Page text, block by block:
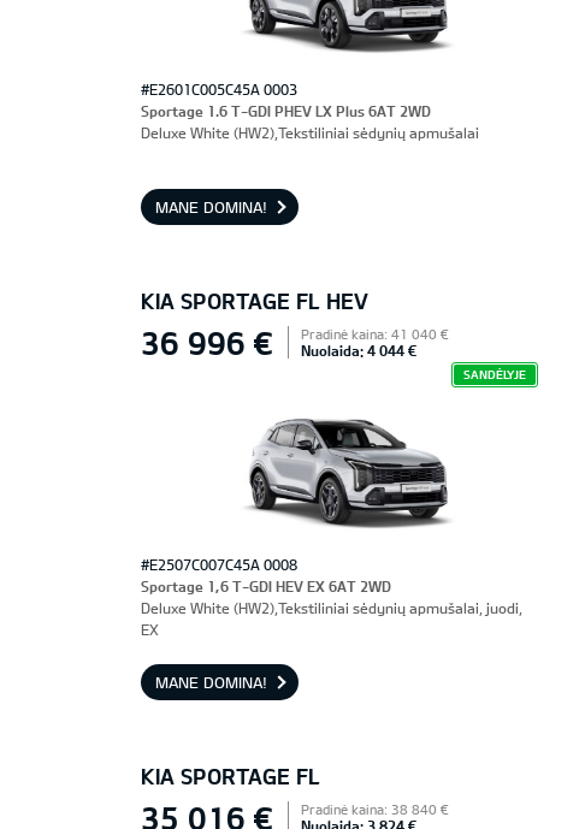
#E2601C005C45A 0003
Sportage 1.6 T-GDI PHEV LX Plus 6AT 2WD
Deluxe White (HW2),Tekstiliniai sėdynių apmušalai
MANE DOMINA!
KIA SPORTAGE FL HEV
36 996 € Pradinė kaina: 41 040 €
Nuolaida: 4 044 €
SANDĖLYJE
#E2507C007C45A 0008
Sportage 1,6 T-GDI HEV EX 6AT 2WD
Deluxe White (HW2),Tekstiliniai sėdynių apmušalai, juodi,
EX
MANE DOMINA!
KIA SPORTAGE FL
35 016 € Pradinė kaina: 38 840 €
Nuolaida: 3 824 €